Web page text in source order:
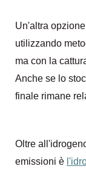
Un'altra
utilizzando
ma con la
Anche se lo
finale rimane
Oltre
emissioni è